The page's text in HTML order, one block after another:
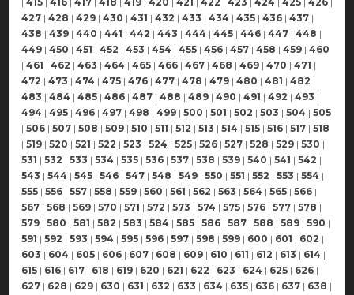
427 | 428 | 429 | 430 | 431 | 432 | 433 | 434 | 435 | 436 | 437 |
438 | 439 | 440 | 441 | 442 | 443 | 444 | 445 | 446 | 447 | 448 |
449 | 450 | 451 | 452 | 453 | 454 | 455 | 456 | 457 | 458 | 459 | 460
| 461 | 462 | 463 | 464 | 465 | 466 | 467 | 468 | 469 | 470 | 471 |
472 | 473 | 474 | 475 | 476 | 477 | 478 | 479 | 480 | 481 | 482 |
483 | 484 | 485 | 486 | 487 | 488 | 489 | 490 | 491 | 492 | 493 |
494 | 495 | 496 | 497 | 498 | 499 | 500 | 501 | 502 | 503 | 504 | 505
| 506 | 507 | 508 | 509 | 510 | 511 | 512 | 513 | 514 | 515 | 516 | 517 | 518
| 519 | 520 | 521 | 522 | 523 | 524 | 525 | 526 | 527 | 528 | 529 | 530 |
531 | 532 | 533 | 534 | 535 | 536 | 537 | 538 | 539 | 540 | 541 | 542 |
543 | 544 | 545 | 546 | 547 | 548 | 549 | 550 | 551 | 552 | 553 | 554 |
555 | 556 | 557 | 558 | 559 | 560 | 561 | 562 | 563 | 564 | 565 | 566 |
567 | 568 | 569 | 570 | 571 | 572 | 573 | 574 | 575 | 576 | 577 | 578 |
579 | 580 | 581 | 582 | 583 | 584 | 585 | 586 | 587 | 588 | 589 | 590 |
591 | 592 | 593 | 594 | 595 | 596 | 597 | 598 | 599 | 600 | 601 | 602 |
603 | 604 | 605 | 606 | 607 | 608 | 609 | 610 | 611 | 612 | 613 | 614 |
615 | 616 | 617 | 618 | 619 | 620 | 621 | 622 | 623 | 624 | 625 | 626 |
627 | 628 | 629 | 630 | 631 | 632 | 633 | 634 | 635 | 636 | 637 | 638 |